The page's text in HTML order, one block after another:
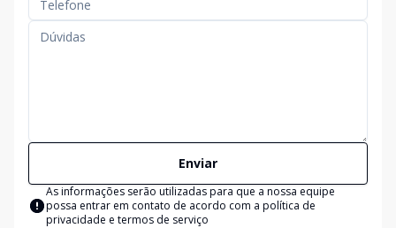
Enviar
As informações serão utilizadas para que a nossa equipe
possa entrar em contato de acordo com a política de
privacidade e termos de serviço